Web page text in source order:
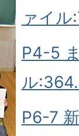
ァイル
P4-5
ル
P6-7